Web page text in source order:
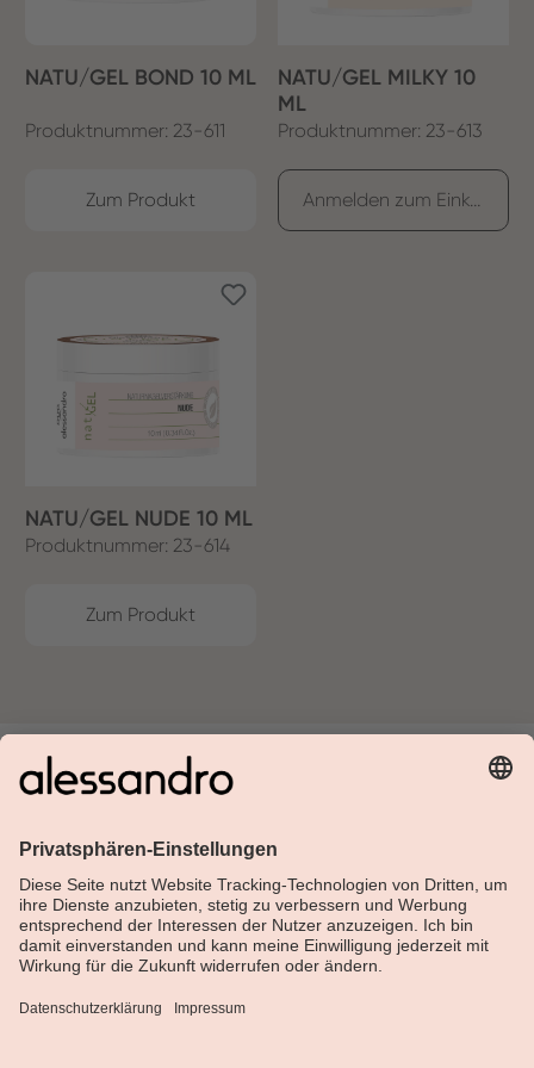
NATU/GEL BOND 10 ML
Produktnummer: 23-611
Zum Produkt
NATU/GEL MILKY 10
ML
Produktnummer: 23-613
NATU/GEL NUDE 10 ML
Produktnummer: 23-614
Zum Produkt
Über Alessandro
Shop